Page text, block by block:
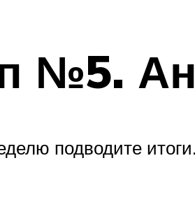
№5.
подводите итоги.